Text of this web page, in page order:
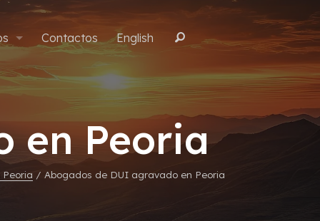
Contactos English Buscar
en Peoria
/ Abogados de DUI agravado en Peoria